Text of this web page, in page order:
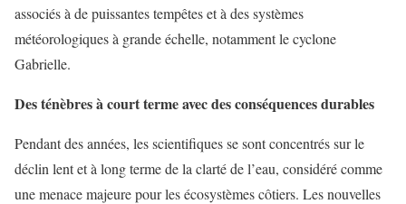
associés à de puissantes tempêtes et à des systèmes
météorologiques à grande échelle, notamment le cyclone
Gabrielle.
Des ténèbres à court terme avec des conséquences durables
Pendant des années, les scientifiques se sont concentrés sur le
déclin lent et à long terme de la clarté de l’eau, considéré comme
une menace majeure pour les écosystèmes côtiers. Les nouvelles